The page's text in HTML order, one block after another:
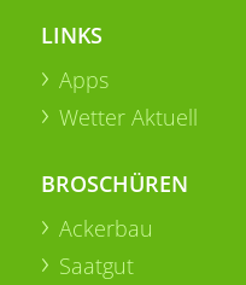
LINKS
Apps
Wetter Aktuell
BROSCHÜREN
Ackerbau
Saatgut